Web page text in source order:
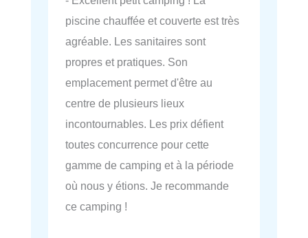
piscine chauffée et couverte est très
agréable. Les sanitaires sont
propres et pratiques. Son
emplacement permet d'être au
centre de plusieurs lieux
incontournables. Les prix défient
toutes concurrence pour cette
gamme de camping et à la période
où nous y étions. Je recommande
ce camping !